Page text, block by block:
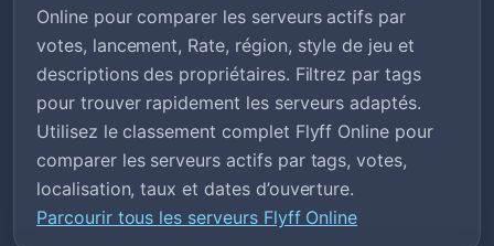
Online pour comparer les serveurs actifs par
votes, lancement, Rate, région, style de jeu et
descriptions des propriétaires. Filtrez par tags
pour trouver rapidement les serveurs adaptés.
Utilisez le classement complet Flyff Online pour
comparer les serveurs actifs par tags, votes,
localisation, taux et dates d’ouverture.
Parcourir tous les serveurs Flyff Online